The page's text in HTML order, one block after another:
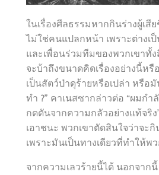
ในเรื่องศีลธรรมหากกินร่างผู้เสี
ไม่ใช่คนแปลกหน้า เพราะต่างเ
และเพื่อนร่วมทีมของพวกเขาทั้ง
จะบ้าถึงขนาดคิดเรื่องอย่างนี้หรื
เป็นสัตว์ป่าดุร้ายหรือเปล่า หรือมั
ทำ ?” คาเนสซากล่าวต่อ “ผมกำ
กดดันจากความกลัวอย่างแท้จริ
เอาชนะ พวกเขาตัดสินใจว่าจะกิ
เพราะมันเป็นทางเดียวที่ทำให้พ
จากความเลวร้ายนี้ได้ นอกจาก